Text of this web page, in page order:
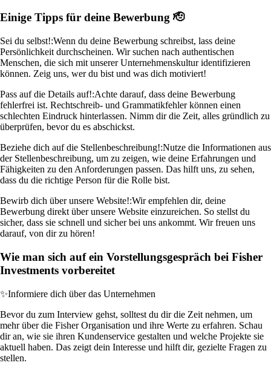
Einige Tipps für deine Bewerbung 🫡
Sei du selbst!:Wenn du deine Bewerbung schreibst, lass deine
Persönlichkeit durchscheinen. Wir suchen nach authentischen
Menschen, die sich mit unserer Unternehmenskultur identifizieren
können. Zeig uns, wer du bist und was dich motiviert!
Pass auf die Details auf!:Achte darauf, dass deine Bewerbung
fehlerfrei ist. Rechtschreib- und Grammatikfehler können einen
schlechten Eindruck hinterlassen. Nimm dir die Zeit, alles gründlich zu
überprüfen, bevor du es abschickst.
Beziehe dich auf die Stellenbeschreibung!:Nutze die Informationen aus
der Stellenbeschreibung, um zu zeigen, wie deine Erfahrungen und
Fähigkeiten zu den Anforderungen passen. Das hilft uns, zu sehen,
dass du die richtige Person für die Rolle bist.
Bewirb dich über unsere Website!:Wir empfehlen dir, deine
Bewerbung direkt über unsere Website einzureichen. So stellst du
sicher, dass sie schnell und sicher bei uns ankommt. Wir freuen uns
darauf, von dir zu hören!
Wie man sich auf ein Vorstellungsgespräch bei Fisher
Investments vorbereitet
✨Informiere dich über das Unternehmen
Bevor du zum Interview gehst, solltest du dir die Zeit nehmen, um
mehr über die Fisher Organisation und ihre Werte zu erfahren. Schau
dir an, wie sie ihren Kundenservice gestalten und welche Projekte sie
aktuell haben. Das zeigt dein Interesse und hilft dir, gezielte Fragen zu
stellen.